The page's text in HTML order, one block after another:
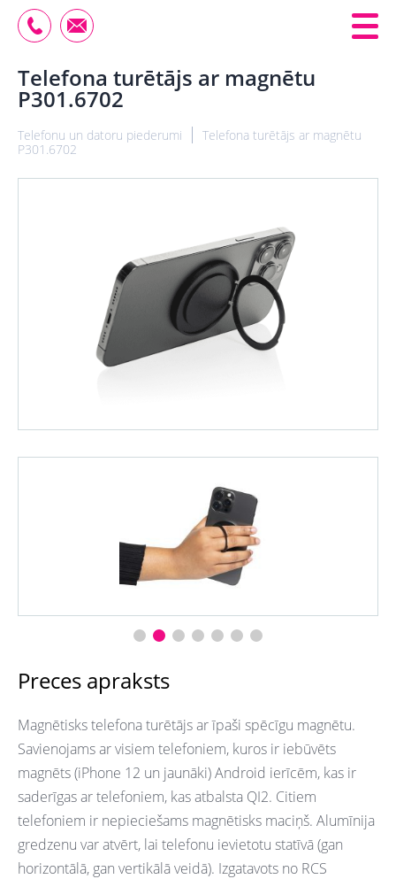
Telefona turētājs ar magnētu
P301.6702
Telefonu un datoru piederumi
Telefona turētājs ar magnētu
P301.6702
Preces apraksts
Magnētisks telefona turētājs ar īpaši spēcīgu magnētu.
Savienojams ar visiem telefoniem, kuros ir iebūvēts
magnēts (iPhone 12 un jaunāki) Android ierīcēm, kas ir
saderīgas ar telefoniem, kas atbalsta QI2. Citiem
telefoniem ir nepieciešams magnētisks maciņš. Alumīnija
gredzenu var atvērt, lai telefonu ievietotu statīvā (gan
horizontālā, gan vertikālā veidā). Izgatavots no RCS